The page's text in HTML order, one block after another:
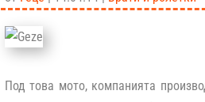
Под това мото, компанията